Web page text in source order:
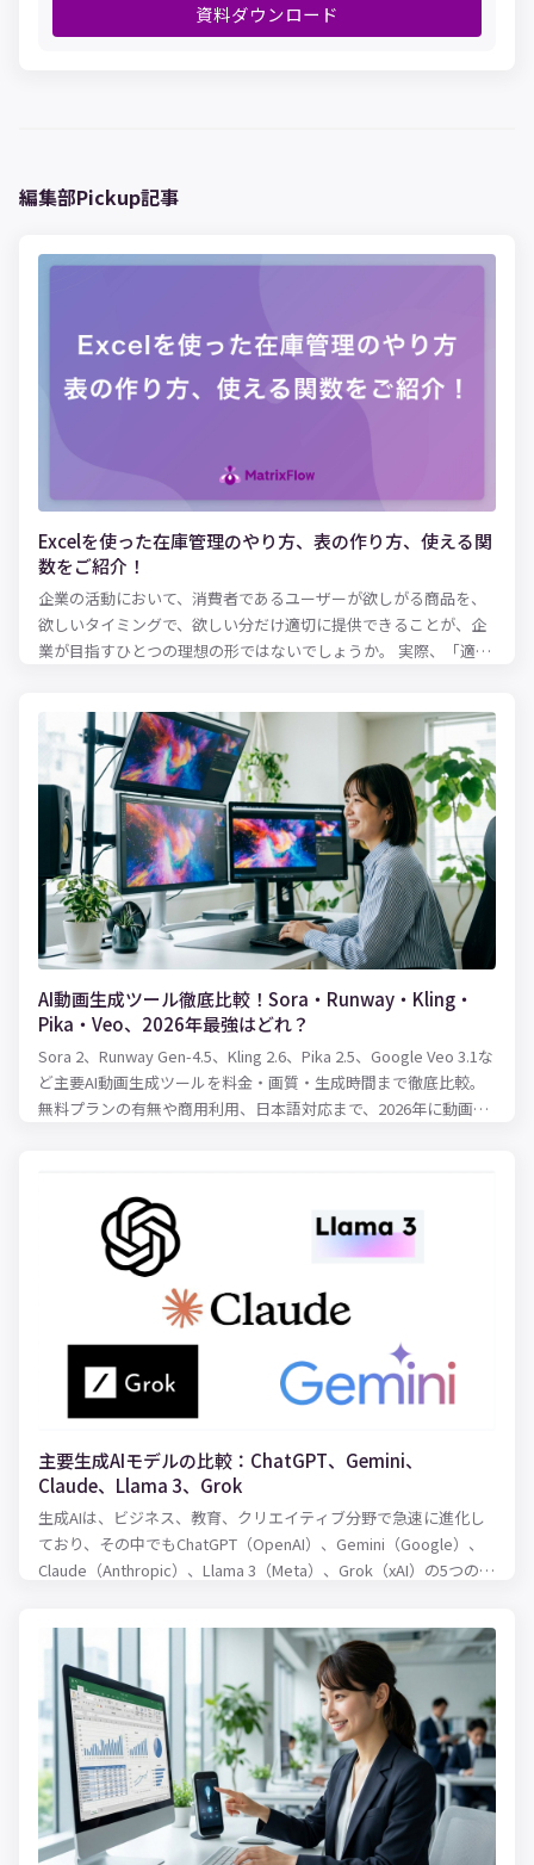
資料ダウンロード
編集部Pickup記事
Excelを使った在庫管理のやり方、表の作り方、使える関
数をご紹介！
企業の活動において、消費者であるユーザーが欲しがる商品を、
欲しいタイミングで、欲しい分だけ適切に提供できることが、企
業が目指すひとつの理想の形ではないでしょうか。 実際、「適正
に務めるのは、およそ商品を扱う企業にとっては共通の使命とも
いえるのでしょう。 適性な在庫水準を保つために必要となるのが
在庫管理表です。 実際に、紙での在庫管理をしていることも少な
くないと思いますが、扱う商品などのアイテム数が多い場合、紙
の在庫管理表では管理しきれなくなる可能性も出てきます。そこ
で便利でかつ的確な在庫管理を可能にするのが、Excelです。 本記
事では、Excelを活用した在庫管理の方法について、在庫管理のや
り方、表の作り方、使える関数をまとめてご紹介します！
AI動画生成ツール徹底比較！Sora・Runway・Kling・
Pika・Veo、2026年最強はどれ？
Sora 2、Runway Gen-4.5、Kling 2.6、Pika 2.5、Google Veo 3.1な
ど主要AI動画生成ツールを料金・画質・生成時間まで徹底比較。
無料プランの有無や商用利用、日本語対応まで、2026年に動画制
主要生成AIモデルの比較：ChatGPT、Gemini、
Claude、Llama 3、Grok
生成AIは、ビジネス、教育、クリエイティブ分野で急速に進化し
ており、その中でもChatGPT（OpenAI）、Gemini（Google）、
Claude（Anthropic）、Llama 3（Meta）、Grok（xAI）の5つのモ
ポイントで比較します。